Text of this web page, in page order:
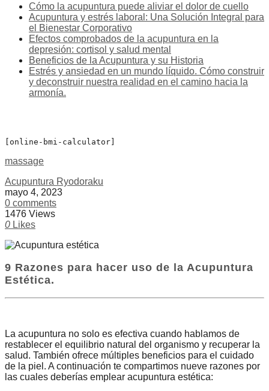
Cómo la acupuntura puede aliviar el dolor de cuello
Acupuntura y estrés laboral: Una Solución Integral para
el Bienestar Corporativo
Efectos comprobados de la acupuntura en la
depresión: cortisol y salud mental
Beneficios de la Acupuntura y su Historia
Estrés y ansiedad en un mundo líquido. Cómo construir
y deconstruir nuestra realidad en el camino hacia la
armonía.
[online-bmi-calculator]
massage
Acupuntura Ryodoraku
mayo 4, 2023
0 comments
1476 Views
0 Likes
9 Razones para hacer uso de la Acupuntura
Estética.
La acupuntura no solo es efectiva cuando hablamos de
restablecer el equilibrio natural del organismo y recuperar la
salud. También ofrece múltiples beneficios para el cuidado
de la piel. A continuación te compartimos nueve razones por
las cuales deberías emplear acupuntura estética: